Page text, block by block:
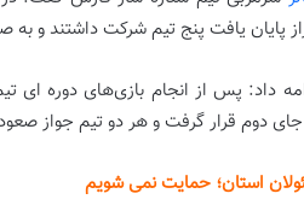
پایان یافت پنج تیم شرکت داشتند و به
دوم قرار گرفت و هر دو تیم جواز
استان؛ حمایت نمی شویم